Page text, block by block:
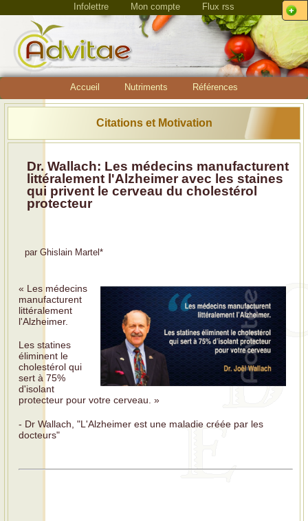
Infolettre Mon compte Flux rss
Accueil Nutriments Références
Citations et Motivation
Dr. Wallach: Les médecins manufacturent
littéralement l'Alzheimer avec les staines
qui privent le cerveau du cholestérol
protecteur
par Ghislain Martel *
« Les médecins
manufacturent
littéralement
l'Alzheimer.
Les statines
éliminent le
cholestérol qui
sert à 75%
d'isolant
protecteur pour votre cerveau. »
- Dr Wallach, "L'Alzheimer est une maladie créée par les
docteurs"